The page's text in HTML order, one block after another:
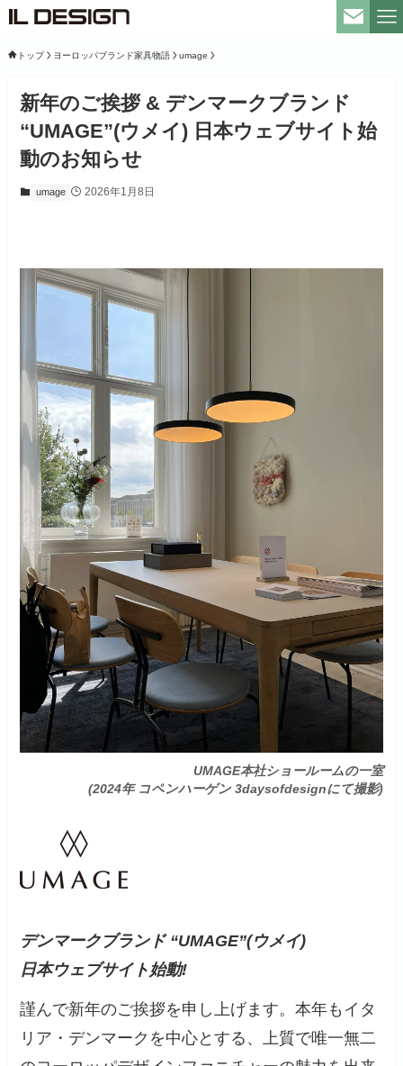
トップ ヨーロッパブランド家具物語 umage
新年のご挨拶 & デンマークブランド
“UMAGE”(ウメイ) 日本ウェブサイト始
動のお知らせ
umage 2026年1月8日
UMAGE本社ショールームの一室
(2024年 コペンハーゲン 3daysofdesignにて撮影)
デンマークブランド “UMAGE”(ウメイ)
日本ウェブサイト始動!
謹んで新年のご挨拶を申し上げます。本年もイタ
リア・デンマークを中心とする、上質で唯一無二